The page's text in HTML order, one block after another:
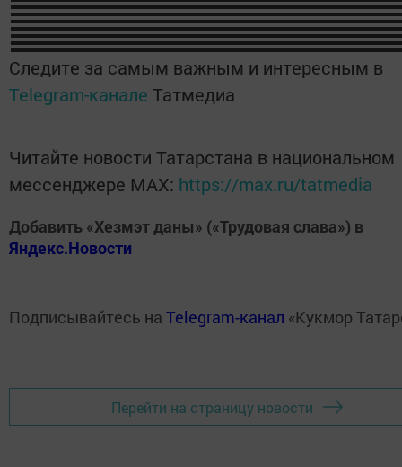
Следите за самым важным и интересным в
Telegram-канале Татмедиа
Читайте новости Татарстана в национальном
мессенджере MАХ: https://max.ru/tatmedia
Добавить «Хезмэт даны» («Трудовая слава») в
Яндекс.Новости
Подписывайтесь на Telegram-канал «Кукмор
Перейти на страницу новости